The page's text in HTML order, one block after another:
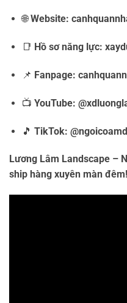
🌐Website:
📑 Hồ sơ năng lực:
📌 Fanpage:
📺 YouTube:
🎵 TikTok:
Lương Lâm Landscape –
ship hàng xuyên màn đêm!